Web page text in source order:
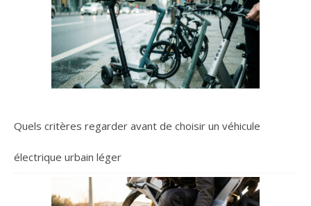
Quels critères regarder avant de choisir un véhicule
électrique urbain léger